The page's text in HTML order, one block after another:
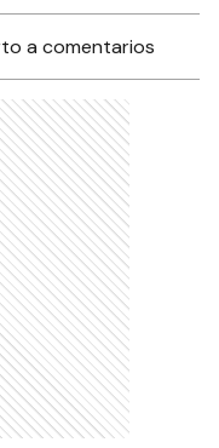
a comentarios